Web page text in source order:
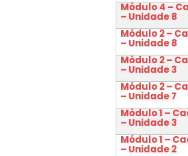
Módulo 4 –
– Unidade 8
Módulo 2 –
– Unidade 8
Módulo 2 –
– Unidade 3
Módulo 2 –
– Unidade 7
Módulo 1 –
– Unidade 3
Módulo 1 –
– Unidade 2